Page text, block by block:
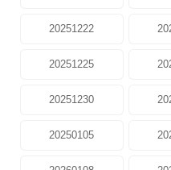
20251222
20251225
20251230
20250105